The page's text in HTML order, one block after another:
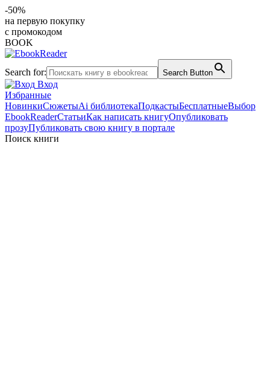
-50%
на первую покупку
с промокодом
BOOK
Search for: Search Button
Вход
Избранные
НовинкиСюжетыAi библиотекаПодкастыБесплатныеВыбор
EbookReaderСтатьиКак написать книгуОпубликовать
прозуПубликовать свою книгу в портале
Поиск книги